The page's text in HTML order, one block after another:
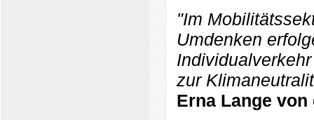
"Im
Umdenken
zur
Erna Lange